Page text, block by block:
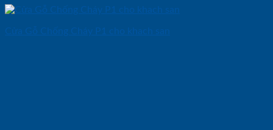
Cửa Gỗ Chống Cháy P1 cho khach san